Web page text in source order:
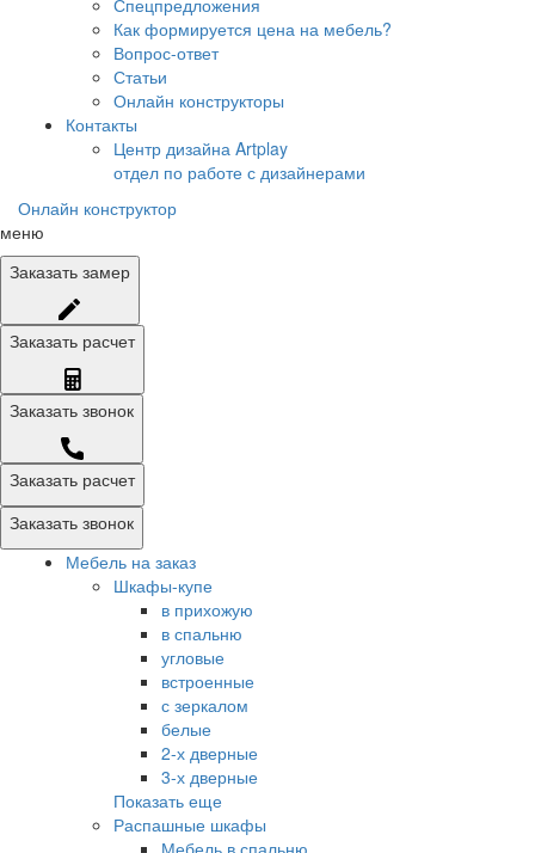
Спецпредложения
Как формируется цена на мебель?
Вопрос-ответ
Статьи
Онлайн конструкторы
Контакты
Центр дизайна Artplay
отдел по работе с дизайнерами
Онлайн конструктор
меню
Заказать замер
Заказать расчет
Заказать звонок
Заказать расчет
Заказать звонок
Мебель на заказ
Шкафы-купе
в прихожую
в спальню
угловые
встроенные
с зеркалом
белые
2-х дверные
3-х дверные
Показать еще
Распашные шкафы
Мебель в спальню